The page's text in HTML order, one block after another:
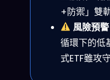
+防禦」雙
風險預警
循環下的低
式ETF雖攻